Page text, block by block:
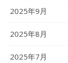
2025年9月
2025年8月
2025年7月